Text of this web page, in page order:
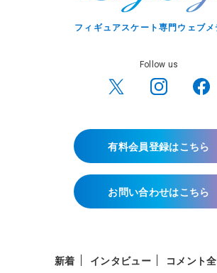
フィギュアスケート専門ウェブ
Follow us
有料会員登録はこちら
お問い合わせはこちら
新着 インタビュー コメント